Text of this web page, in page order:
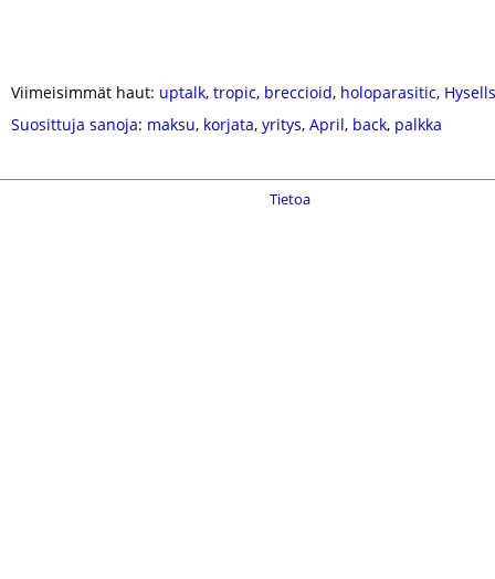
Viimeisimmät haut: uptalk, tropic, breccioid, holoparasitic, Hysells
Suosittuja sanoja: maksu, korjata, yritys, April, back, palkka
Tietoa